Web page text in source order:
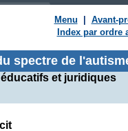
Menu
Avant-
Index par ordre
spectre de
et juridiques